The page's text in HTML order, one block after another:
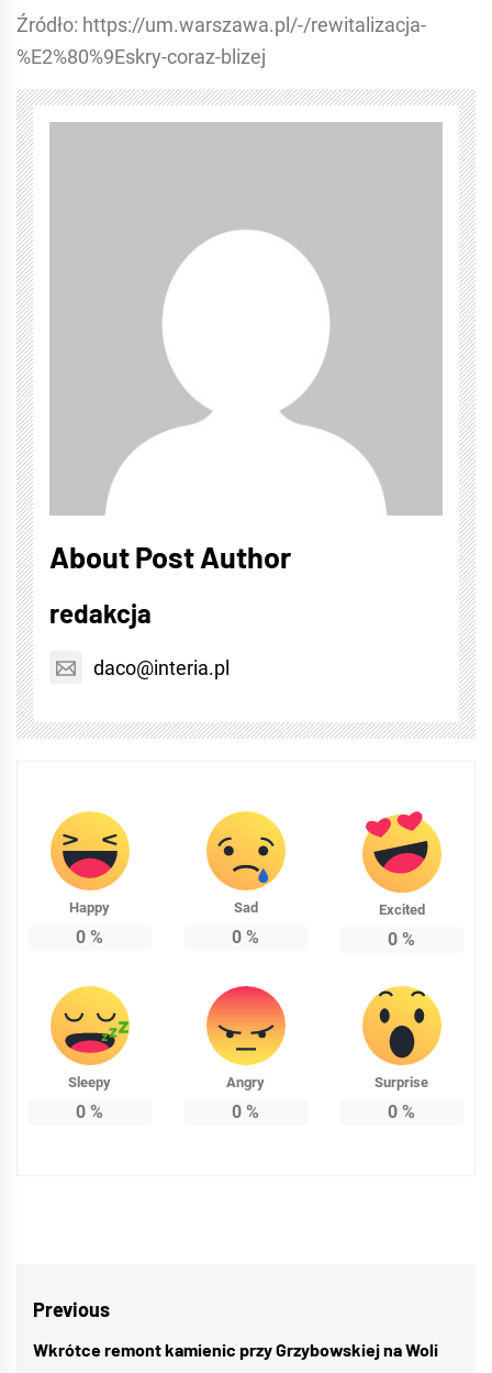
Źródło: https://um.warszawa.pl/-/rewitalizacja-
%E2%80%9Eskry-coraz-blizej
About Post Author
redakcja
daco@interia.pl
Happy
0 %
Sad
0 %
Excited
0 %
Sleepy
0 %
Angry
0 %
Surprise
0 %
Nawigacja
wpisu
Previous
Previous
Wkrótce remont kamienic przy Grzybowskiej na Woli